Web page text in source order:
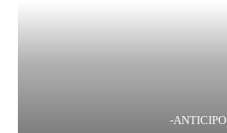
-ANTICIPO